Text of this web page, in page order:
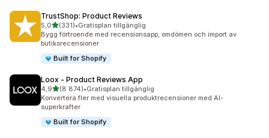
TrustShop: Product Reviews
5,0av 5 stjärnor
(331)
331 recensioner totalt
•Gratisplan tillgänglig
Bygg förtroende med recensionsapp, omdömen och import av
butiksrecensioner
Built for Shopify
Loox ‑ Product Reviews App
4,9av 5 stjärnor
(8 874)
8874 recensioner totalt
•Gratisplan tillgänglig
Konvertera fler med visuella produktrecensioner med AI-
superkrafter
Built for Shopify